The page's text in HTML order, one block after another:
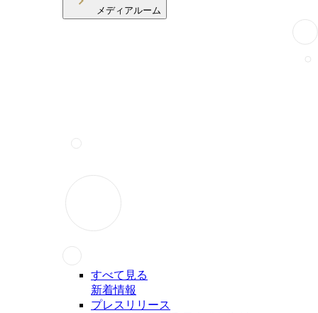
メディアルーム
すべて見る
新着情報
プレスリリース